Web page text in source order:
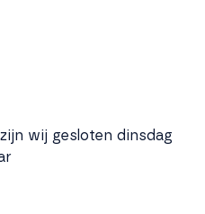
wij gesloten dinsdag